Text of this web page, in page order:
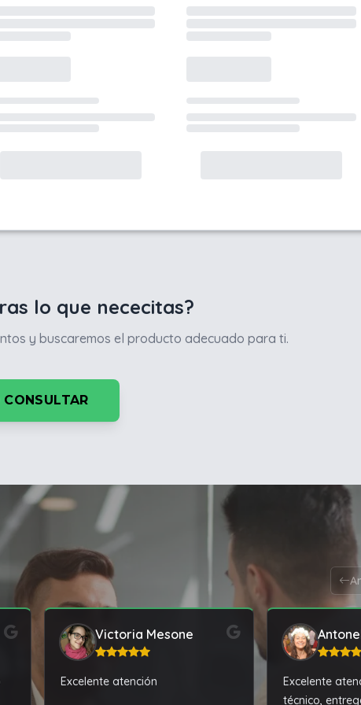
lo que nececitas?
y buscaremos el producto adecuado para ti.
CONSULTAR
Victoria Mesone
Excelente atención
Excelente
técnico,